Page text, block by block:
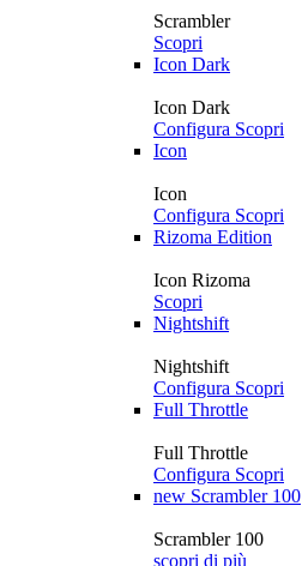
Scrambler
Scopri
Icon Dark
Icon Dark
Configura Scopri
Icon
Icon
Configura Scopri
Rizoma Edition
Icon Rizoma
Scopri
Nightshift
Nightshift
Configura Scopri
Full Throttle
Full Throttle
Configura Scopri
new Scrambler 100
Scrambler 100
scopri di più